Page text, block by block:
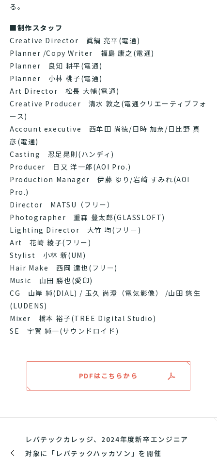
る。
■制作スタッフ
Creative Director 眞鍋 亮平(電通)
Planner /Copy Writer 福島 康之(電通)
Planner 良知 耕平(電通)
Planner 小林 桃子(電通)
Art Director 松長 大輔(電通)
Creative Producer 清水 敦之(電通クリエーティブフォ
ース)
Account executive 西牟田 尚徳/目時 加奈/日比野 真
彦(電通)
Casting 忍足晃則(ハンディ)
Producer 日又 洋一郎(AOI Pro.)
Production Manager 伊藤 ゆり/岩﨑 すみれ(AOI
Pro.)
Director MATSU（フリー）
Photographer 重森 豊太郎(GLASSLOFT)
Lighting Director 大竹 均(フリー)
Art 花崎 綾子(フリー)
Stylist 小林 新(UM)
Hair Make 西岡 達也(フリー)
Music 山田 勝也(愛印)
CG 山岸 純(DIAL) / 玉久 尚澄（電気影像） /山田 悠生
(LUDENS)
Mixer 橋本 裕子(TREE Digital Studio)
SE 宇賀 純一(サウンドロイド)
PDFはこちらから
レバテックカレッジ、2024年度新卒エンジニア
対象に「レバテックハッカソン」を開催